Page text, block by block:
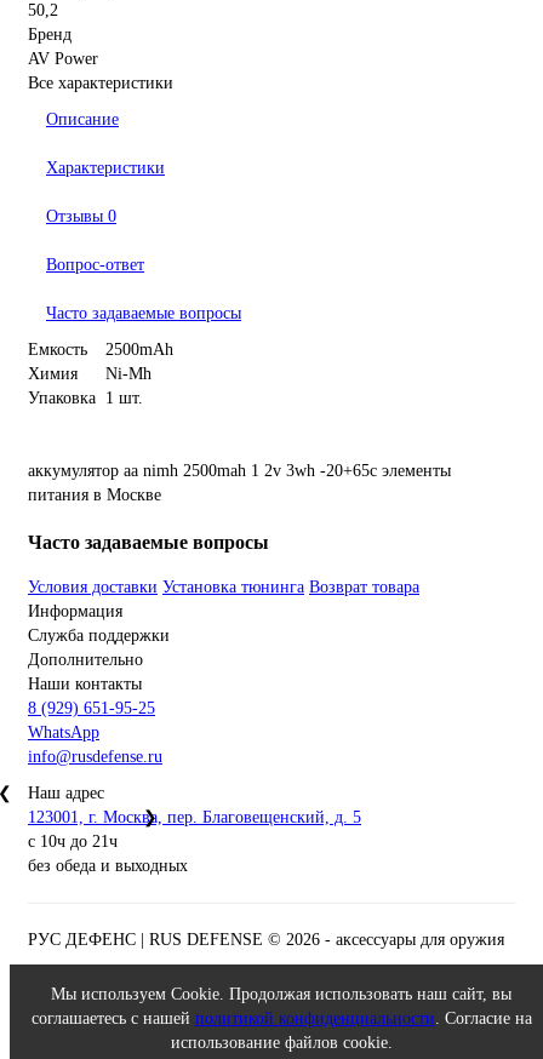
50,2
Бренд
AV Power
Все характеристики
Описание
Характеристики
Отзывы 0
Вопрос-ответ
Часто задаваемые вопросы
Емкость
2500mAh
Химия
Ni-Mh
Упаковка 1 шт.
аккумулятор aa nimh 2500mah 1 2v 3wh -20+65c элементы
питания в Москве
Часто задаваемые вопросы
Условия доставки Установка тюнинга Возврат товара
Информация
Служба поддержки
Дополнительно
Наши контакты
8 (929) 651-95-25
WhatsApp
info@rusdefense.ru
Наш адрес
❯
123001, г. Москва, пер. Благовещенский, д. 5
с 10ч до 21ч
без обеда и выходных
РУС ДЕФЕНС | RUS DEFENSE © 2026 - аксессуары для оружия
Мы используем Cookie. Продолжая использовать наш сайт, вы
соглашаетесь с нашей политикой конфиденциальности. Согласие на
использование файлов cookie.